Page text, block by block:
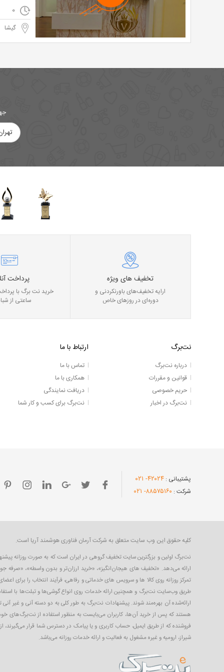
0
گیشا
تخفیف های ویژه
ارایه تخفیف‌های باورنکردنی و
دوره‌ای در روز‌های خاص
پرداخت
خرید نت برگ با
ساعتی از
نت‌برگ
درباره نت‌برگ
قوانین و مقررات
حریم خصوصی
نت‌برگ در اخبار
ارتباط با ما
تماس با ما
همکاری با ما
دریافت نمایندگی
نت‌برگ برای کسب و کار شما
پشتیبانی : ۴۲۰۲۴- ۰۲۱
شرکت : ۸۸۵۷۵۱۶۰- ۰۲۱
کلیه حقوق این وب سایت متعلق به شرکت آرمان فناوری هوشمند آریا است.
ارائه می‌دهد. «تخفیف های هیجان‌انگیز»، «خرید ارزان‌تر و بدون واسطه»، «صرفه
تمرکز روزانه روی کالا ها و سرویس های خدماتی و رفاهی، فرآیند انتخاب را
طریق وب‌سایت نت‌برگ و همچنین ارائه خدمات روی انواع گوشی‌ها و تبلت‌ها با
ارائه‌شده آن بهره‌مند شوند. پیشنهادات نت‌برگ به طور کلی به دو دسته آنی و غیر
هستند که پس از خرید آن‌ها، کاربران می‌بایست به منظور استفاده از نت‌برگ‌های
فروشنده که از طریق ایمیل، حساب کاربری‌ و یا پیامک در دسترس شما قرار
شیراز، ارومیه و غیره مشغول به فعالیت و ارائه خدمات روزانه می‌باشد.